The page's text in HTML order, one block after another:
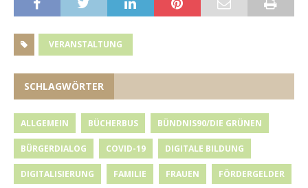
VERANSTALTUNG
SCHLAGWÖRTER
ALLGEMEIN BÜCHERBUS BÜNDNIS90/DIE GRÜNEN
BÜRGERDIALOG COVID-19 DIGITALE BILDUNG
DIGITALISIERUNG FAMILIE FRAUEN FÖRDERGELDER